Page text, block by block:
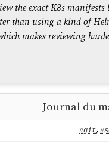
the exact K8s
than using a kind of
makes reviewing
j'ai mis en
Journal du
#git,